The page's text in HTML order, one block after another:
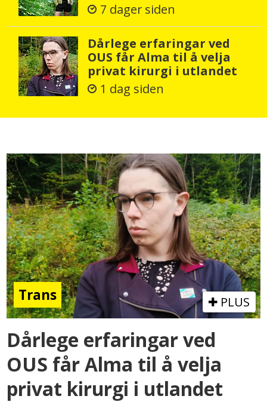
7 dager siden
Dårlege erfaringar ved
OUS får Alma til å velja
privat kirurgi i utlandet
1 dag siden
Trans PLUS
Dårlege erfaringar ved
OUS får Alma til å velja
privat kirurgi i utlandet